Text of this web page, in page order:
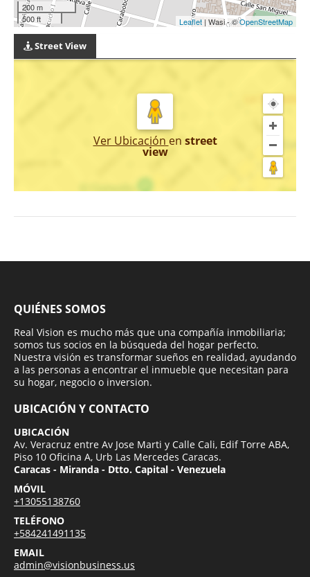
200 m
500 ft
Leaflet | Wasi - ©OpenStreetMap
Street View
Ver Ubicación en street
view
QUIÉNES SOMOS
Real Vision es mucho más que una compañía inmobiliaria;
somos tus socios en la búsqueda del hogar perfecto.
Nuestra visión es transformar sueños en realidad, ayudando
a las personas a encontrar el inmueble que necesitan para
su hogar, negocio o inversion.
UBICACIÓN Y CONTACTO
UBICACIÓN
Av. Veracruz entre Av Jose Marti y Calle Cali, Edif Torre ABA,
Piso 10 Oficina A, Urb Las Mercedes Caracas.
Caracas - Miranda - Dtto. Capital - Venezuela
MÓVIL
+13055138760
TELÉFONO
+584241491135
EMAIL
admin@visionbusiness.us